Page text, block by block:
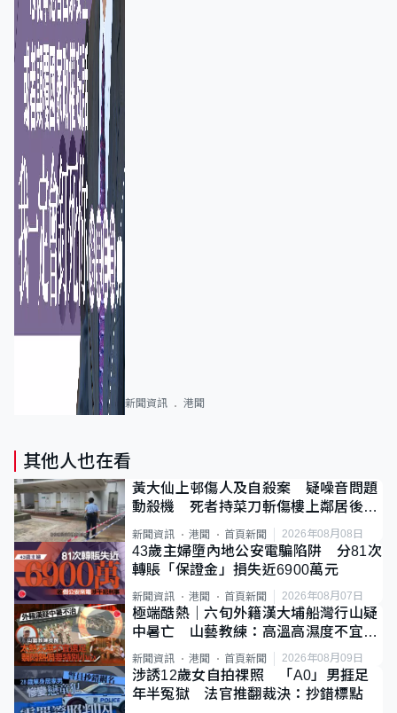
新聞資訊 港聞
其他人也在看
黃大仙上邨傷人及自殺案 疑噪音問題
動殺機 死者持菜刀斬傷樓上鄰居後墮
新聞資訊 港聞 首頁新聞 2026年08月08日
43歲主婦墮內地公安電騙陷阱 分81次
轉賬「保證金」損失近6900萬元
新聞資訊 港聞 首頁新聞 2026年08月07日
極端酷熱｜六旬外籍漢大埔船灣行山疑
中暑亡 山藝教練：高溫高濕度不宜遠
足
新聞資訊 港聞 首頁新聞 2026年08月09日
涉誘12歲女自拍祼照 「A0」男捱足
年半冤獄 法官推翻裁決：抄錯標點